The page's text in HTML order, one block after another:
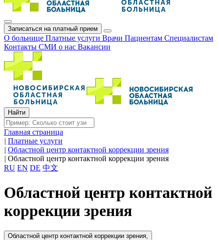
Записаться на платный прием
О больнице Платные услуги Врачи Пациентам Специалистам
Контакты СМИ о нас Вакансии
Главная страница
| Платные услуги
| Областной центр контактной коррекции зрения
| Областной центр контактной коррекции зрения
RU EN DE 中文
Областной центр контактной
коррекции зрения
Областной центр контактной коррекции зрения,